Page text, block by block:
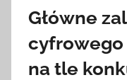
Główne
cyfrowego
na tle